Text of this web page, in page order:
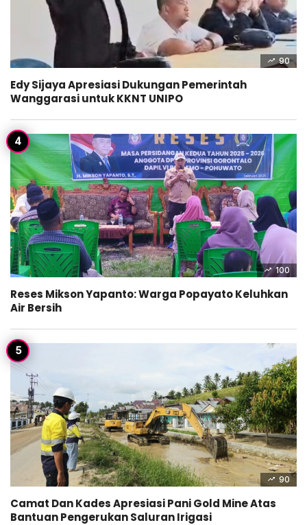
90
Edy Sijaya Apresiasi Dukungan Pemerintah
Wanggarasi untuk KKNT UNIPO
100
Reses Mikson Yapanto: Warga Popayato Keluhkan
Air Bersih
90
Camat Dan Kades Apresiasi Pani Gold Mine Atas
Bantuan Pengerukan Saluran Irigasi